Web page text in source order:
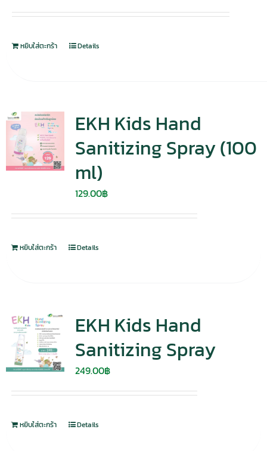
หยิบใส่ตะกร้า Details
EKH Kids Hand
Sanitizing Spray (100
ml)
129.00฿
หยิบใส่ตะกร้า Details
EKH Kids Hand
Sanitizing Spray
249.00฿
หยิบใส่ตะกร้า Details